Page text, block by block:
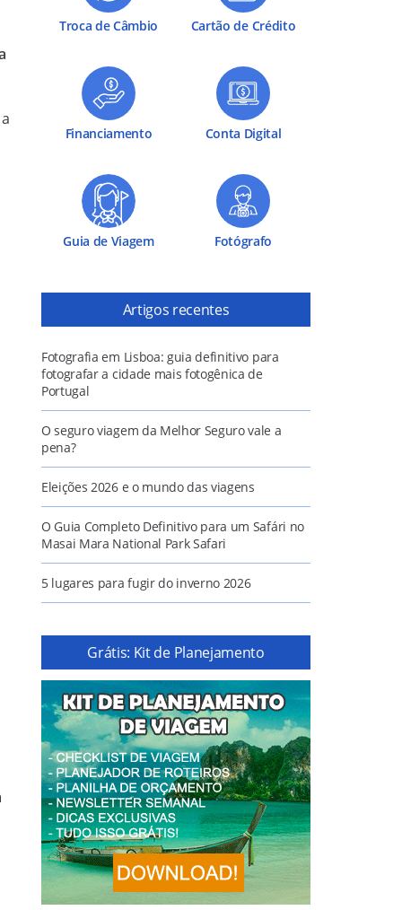
Troca de Câmbio Cartão de Crédito
Financiamento Conta Digital
Guia de Viagem Fotógrafo
Artigos recentes
Fotografia em Lisboa: guia definitivo para
fotografar a cidade mais fotogênica de
Portugal
O seguro viagem da Melhor Seguro vale a
pena?
Eleições 2026 e o mundo das viagens
O Guia Completo Definitivo para um Safári no
Masai Mara National Park Safari
5 lugares para fugir do inverno 2026
Grátis: Kit de Planejamento